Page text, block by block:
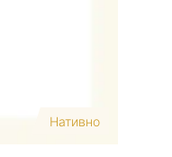
Нативно